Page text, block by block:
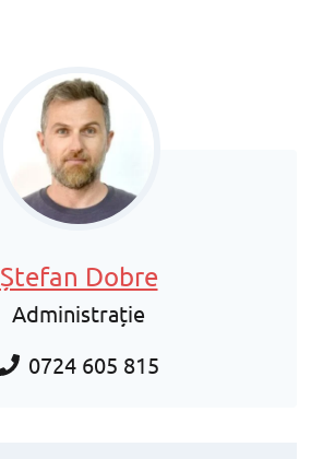
Ștefan Dobre
Administrație
0724 605 815